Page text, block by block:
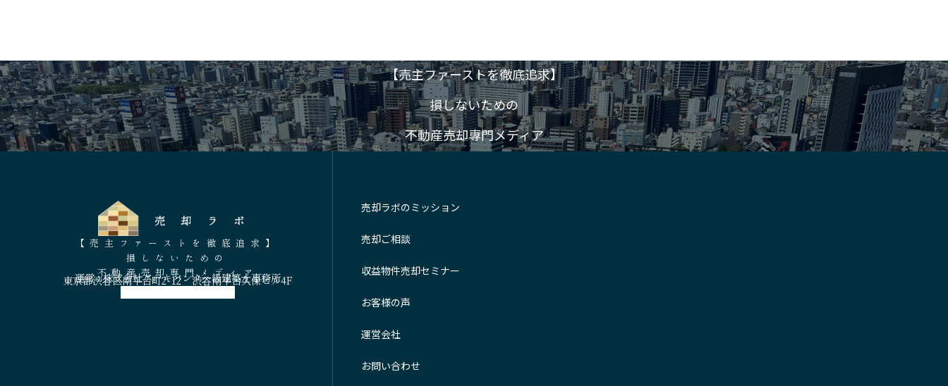
【売主ファーストを徹底追求】
損しないための
不動産売却専門メディア
【売主ファーストを徹底追求】
損しないための
不動産売却専門メディア
運営 : 株式会社アーキバンク一級建築士事務所
東京都渋谷区南平台町2-12 渋谷南平台久保ビル4F
売却ラボのミッション
売却ご相談
収益物件売却セミナー
お客様の声
運営会社
お問い合わせ